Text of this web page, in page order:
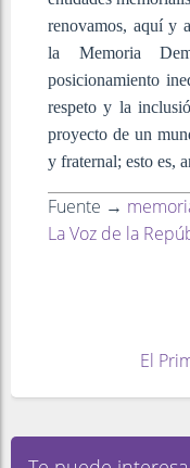
renovamos, aquí y
la Memoria
posicionamiento
respeto y la
proyecto de un
y fraternal; esto es,
Fuente →
La Voz de la
El